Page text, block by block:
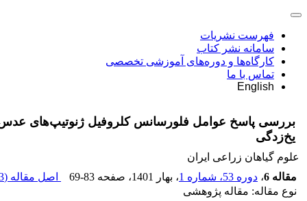
فهرست نشریات
سامانه نشر کتاب
کارگاه‌ها و دوره‌های آموزشی تخصصی
تماس با ما
English
یخ‌زدگی
علوم گیاهان زراعی ایران
مقاله 6
، دوره 53، شماره 1 ، بهار 1401 ، صفحه 69-83 اصل مقاله (
نوع مقاله: مقاله پژوهشی